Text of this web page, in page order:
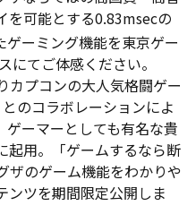
を可能とする0.83msecの
ーミング機能を東京ゲー
にてご体感ください。
カプコンの大人気格闘ゲー
のコラボレーションによ
ゲーマーとしても有名な貴
起用。「ゲームするなら断
ザのゲーム機能をわかりや
ンツを期間限定公開しま